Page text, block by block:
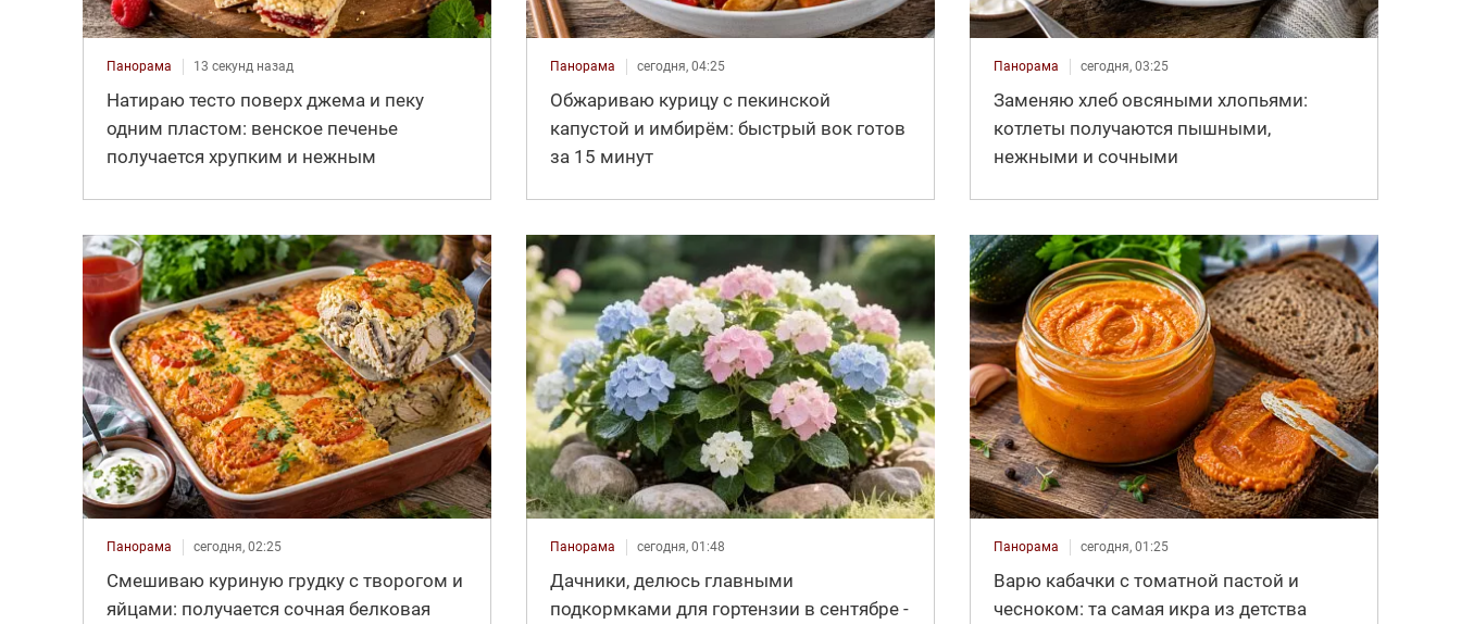
Панорама 13 секунд назад
Натираю тесто поверх джема и пеку
одним пластом: венское печенье
получается хрупким и нежным
Панорама сегодня, 04:25
Обжариваю курицу с пекинской
капустой и имбирём: быстрый вок готов
за 15 минут
Панорама сегодня, 03:25
Заменяю хлеб овсяными хлопьями:
котлеты получаются пышными,
нежными и сочными
Панорама сегодня, 02:25
Смешиваю куриную грудку с творогом и
яйцами: получается сочная белковая
Панорама сегодня, 01:48
Дачники, делюсь главными
подкормками для гортензии в сентябре -
Панорама сегодня, 01:25
Варю кабачки с томатной пастой и
чесноком: та самая икра из детства